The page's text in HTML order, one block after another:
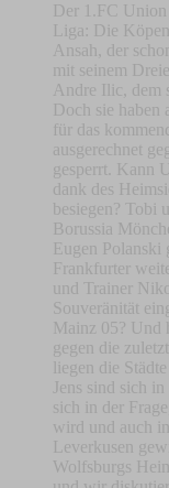
Der 1.FC Union
Liga: Die
Ansah, der
mit seinem
Andre Ilic, dem
Doch sie haben
für das
ausgerechnet
gesperrt. Kann
dank des
besiegen? Tobi
Borussia
Eugen Polanski
Frankfurter
und Trainer
Souveränität
Mainz 05? Und
gegen die
liegen die
Jens sind sich
sich in der
wird und auch
Leverkusen
Wolfsburgs